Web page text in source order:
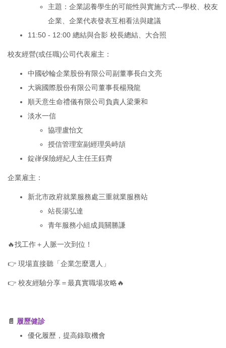
主題：企業認養學生的可能性與實施方式---學校、校友
企業、企業代表發表互相看法與建議
11:50 - 12:00 總結與合影 校長總結、大合照
校友經營(或任職)公司代表雇主：
中國砂輪企業股份有限公司副董事長白文亮
大琬國際股份有限公司董事長楊飛龍
順天意生命禮儀有限公司負責人梁秉和
淡水一信
協理盧怡文
授信管理室副經理吳峙頡
錠嵂保險經紀人主任王鈺齊
企業雇主：
新北市政府就業服務處三重就業服務站
站長湯弘達
青年服務小組成員關勝謙
🔥找工作＋人脈一次到位！
👉 現場直接聽「企業怎麼選人」
👉 校友經驗分享＝最真實職場攻略🔥
📄 履歷健診
優化履歷，提高錄取機會